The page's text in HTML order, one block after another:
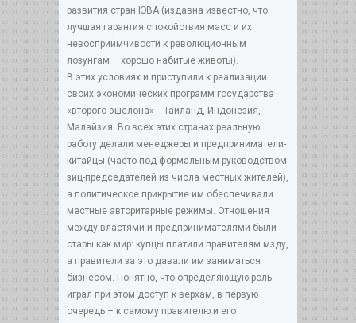
развития стран ЮВА (издавна известно, что
лучшая гарантия спокойствия масс и их
невосприимчивости к революционным
лозунгам – хорошо набитые животы).
В этих условиях и приступили к реализации
своих экономических программ государства
«второго эшелона» -- Таиланд, Индонезия,
Малайзия. Во всех этих странах реальную
работу делали менеджеры и предприниматели-
китайцы (часто под формальным руководством
зиц-председателей из числа местных жителей),
а политическое прикрытие им обеспечивали
местные авторитарные режимы. Отношения
между властями и предпринимателями были
стары как мир: купцы платили правителям мзду,
а правители за это давали им заниматься
бизнесом. Понятно, что определяющую роль
играл при этом доступ к верхам, в первую
очередь – к самому правителю и его